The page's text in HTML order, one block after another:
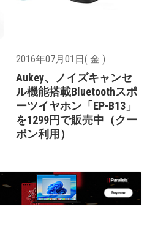
2016年07月01日( 金 )
Aukey、ノイズキャンセ
ル機能搭載Bluetoothスポ
ーツイヤホン「EP-B13」
を1299円で販売中（クー
ポン利用）